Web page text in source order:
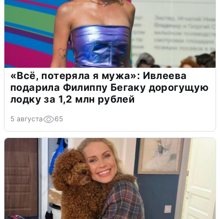
«Всё, потеряла я мужа»: Ивлеева
подарила Филиппу Бегаку дорогущую
лодку за 1,2 млн рублей
5 августа 65